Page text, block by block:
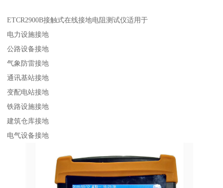
ETCR2900B接触式在线接地电阻测试仪适用于
电力设施接地
公路设备接地
气象防雷接地
通讯基站接地
变配电站接地
铁路设施接地
建筑仓库接地
电气设备接地